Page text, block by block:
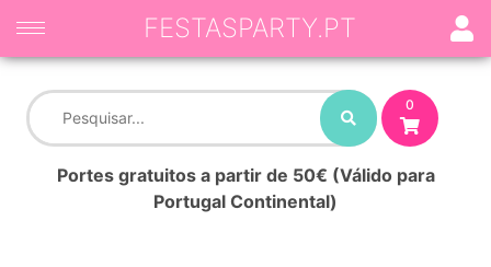
0
Portes gratuitos a partir de 50€ (Válido para
Portugal Continental)
FESTASPARTY.PT